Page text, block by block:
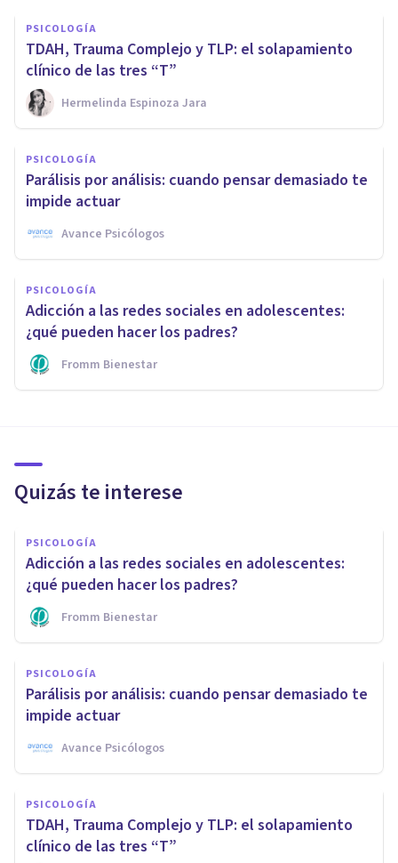
PSICOLOGÍA
TDAH, Trauma Complejo y TLP: el solapamiento
clínico de las tres “T”
Hermelinda Espinoza Jara
PSICOLOGÍA
Parálisis por análisis: cuando pensar demasiado te
impide actuar
Avance Psicólogos
PSICOLOGÍA
Adicción a las redes sociales en adolescentes:
¿qué pueden hacer los padres?
Fromm Bienestar
Quizás te interese
PSICOLOGÍA
Adicción a las redes sociales en adolescentes:
¿qué pueden hacer los padres?
Fromm Bienestar
PSICOLOGÍA
Parálisis por análisis: cuando pensar demasiado te
impide actuar
Avance Psicólogos
PSICOLOGÍA
TDAH, Trauma Complejo y TLP: el solapamiento
clínico de las tres “T”